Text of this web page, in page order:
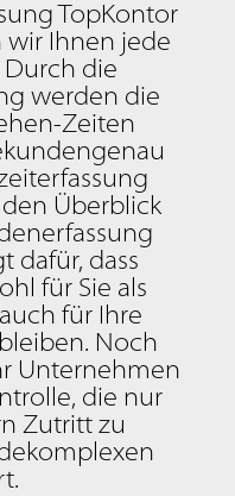
TopKontor
wir Ihnen jede
die
werden die
Zeiten
Überblick
dafür, dass
für Sie als
für Ihre
Noch
Unternehmen
die nur
Zutritt zu